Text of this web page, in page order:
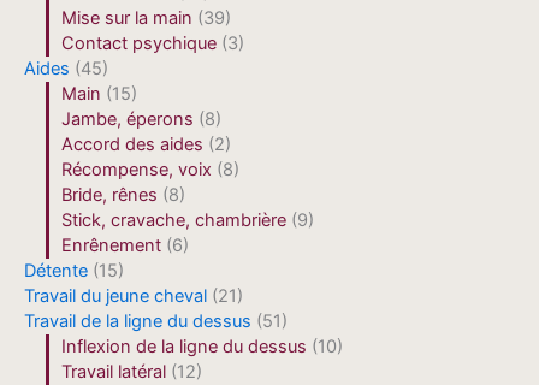
Mise sur la main (39)
Contact psychique (3)
Aides (45)
Main (15)
Jambe, éperons (8)
Accord des aides (2)
Récompense, voix (8)
Bride, rênes (8)
Stick, cravache, chambrière (9)
Enrênement (6)
Détente (15)
Travail du jeune cheval (21)
Travail de la ligne du dessus (51)
Inflexion de la ligne du dessus (10)
Travail latéral (12)